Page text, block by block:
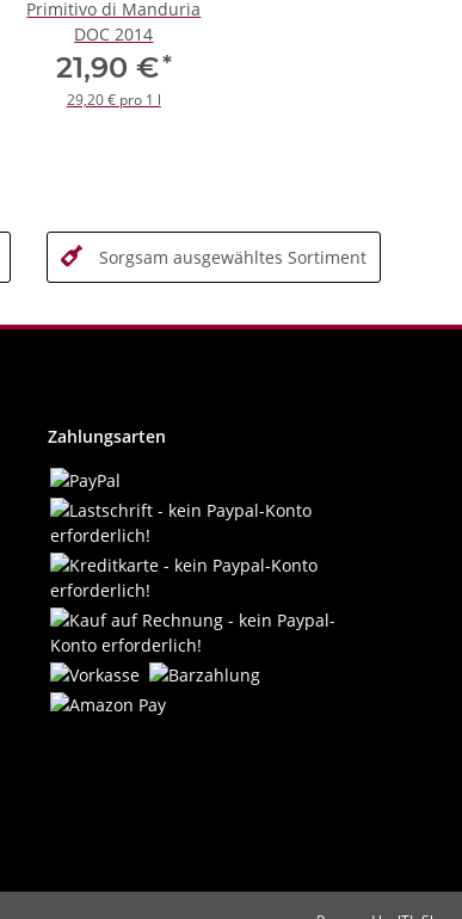
Primitivo di Manduria
DOC 2014
21,90 €*
29,20 € pro 1 l
Sorgsam ausgewähltes Sortiment
Zahlungsarten